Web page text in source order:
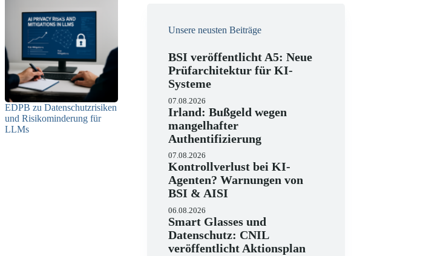
EDPB zu Datenschutzrisiken
und Risikominderung für
LLMs
Unsere neusten Beiträge
BSI veröffentlicht A5: Neue
Prüfarchitektur für KI-
Systeme
07.08.2026
Irland: Bußgeld wegen
mangelhafter
Authentifizierung
07.08.2026
Kontrollverlust bei KI-
Agenten? Warnungen von
BSI & AISI
06.08.2026
Smart Glasses und
Datenschutz: CNIL
veröffentlicht Aktionsplan